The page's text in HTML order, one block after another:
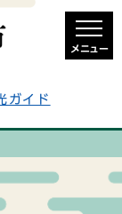
メニュー
ガイド